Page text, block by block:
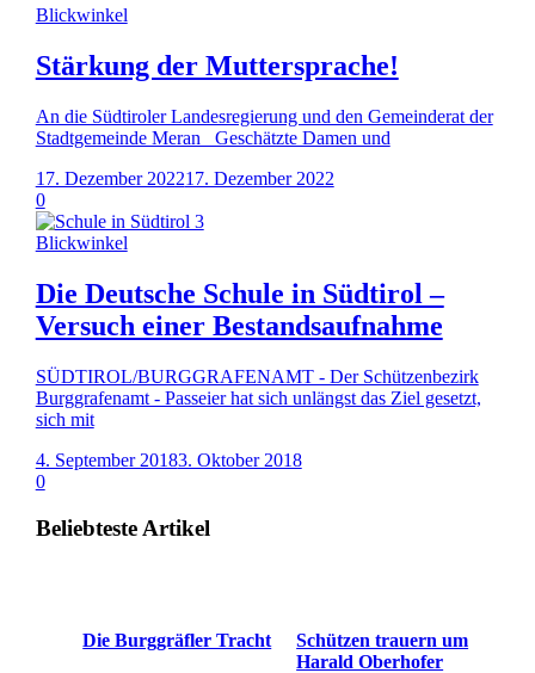
Blickwinkel
Stärkung der Muttersprache!
An die Südtiroler Landesregierung und den Gemeinderat der
Stadtgemeinde Meran Geschätzte Damen und
17. Dezember 202217. Dezember 2022
0
Blickwinkel
Die Deutsche Schule in Südtirol –
Versuch einer Bestandsaufnahme
SÜDTIROL/BURGGRAFENAMT - Der Schützenbezirk
Burggrafenamt - Passeier hat sich unlängst das Ziel gesetzt,
sich mit
4. September 20183. Oktober 2018
0
Beliebteste Artikel
Die Burggräfler Tracht
Schützen trauern um
Harald Oberhofer